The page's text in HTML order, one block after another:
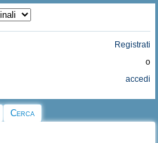
Registrati
o
accedi
Cerca